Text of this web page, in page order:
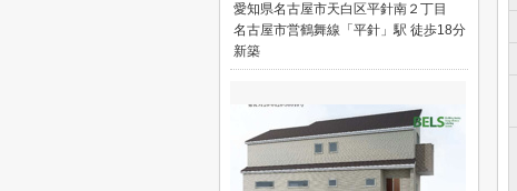
愛知県名古屋市天白区平針南２丁目
名古屋市営鶴舞線「平針」駅 徒歩18分
新築